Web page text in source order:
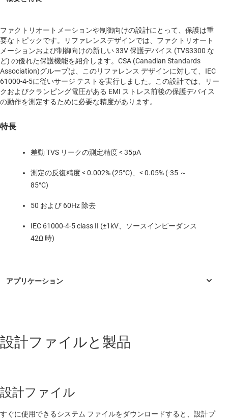
ファクトリオートメーションや制御向けの設計にとって、保護は重
要なトピックです。リファレンスデザインでは、ファクトリオート
メーションおよび制御向けの新しい 33V 保護デバイス (TVS3300 な
ど) の優れた保護機能を紹介します。CSA (Canadian Standards
Association)グループは、このリファレンス デザインに対して、IEC
61000-4-5に従いサージ テストを実行しました。この設計では、リー
クおよびクランピング電圧がある EMI ストレス前後の保護デバイス
の動作を測定するために必要な精度があります。
特長
差動 TVS リークの測定精度 < 35pA
測定の反復精度 < 0.002% (25°C)、< 0.05% (-35 ～
85°C)
50 および 60Hz 除去
IEC 61000-4-5 class II (±1kV、ソースインピーダンス
42Ω 時)
Channel isolated analog input module
設計ファイルと製品
設計ファイル
すぐに使用できるシステム ファイルをダウンロードすると、設計プ